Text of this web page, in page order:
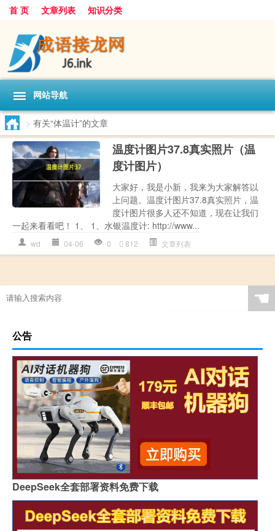
首 页 文章列表 知识分类
网站导航
> 有关“体温计”的文章
温度计图片37.8真实照片（温
度计图片）
大家好，我是小新，我来为大家解答以
上问题。温度计图片37.8真实照片，温
度计图片很多人还不知道，现在让我们
一起来看看吧！ 1、 1、水银温度计: http://www...
wd 04-06 0 812 文章列表
☚
公告
DeepSeek全套部署资料免费下载